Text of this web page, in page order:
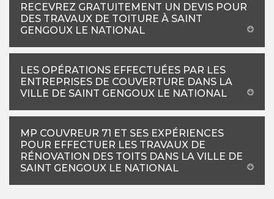
RECEVREZ GRATUITEMENT UN DEVIS POUR
DES TRAVAUX DE TOITURE À SAINT
GENGOUX LE NATIONAL
LES OPÉRATIONS EFFECTUÉES PAR LES
ENTREPRISES DE COUVERTURE DANS LA
VILLE DE SAINT GENGOUX LE NATIONAL
MP COUVREUR 71 ET SES EXPÉRIENCES
POUR EFFECTUER LES TRAVAUX DE
RÉNOVATION DES TOITS DANS LA VILLE DE
SAINT GENGOUX LE NATIONAL